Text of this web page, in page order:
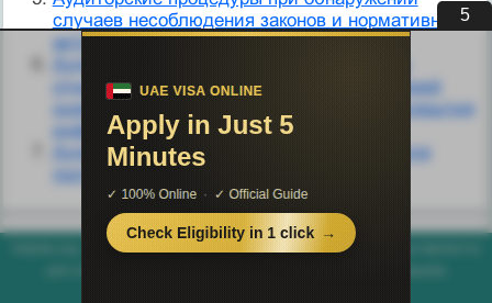
случаев несоблюдения законов и нормативных
актов
Аудиторские процедуры, выполняемые в
отношении рисков существенных искажений
оценок по справедливой стоимости и раскрытия
информации о них
Аудиторские процедуры, выполняемые для
получения аудиторских доказательств
helpiks.org - Хелпикс.Орг - 2014-2026 год. Материал сайта представляется
5